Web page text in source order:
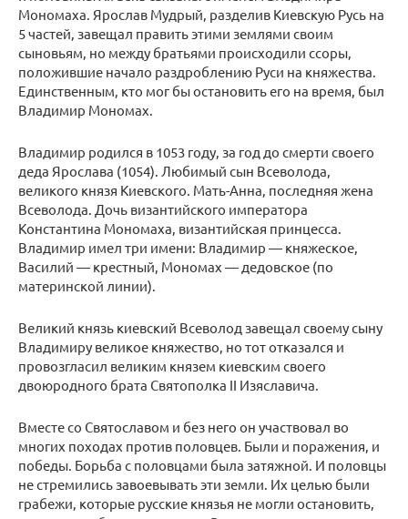
Мономаха. Ярослав Мудрый, разделив Киевскую Русь на
5 частей, завещал править этими землями своим
сыновьям, но между братьями происходили ссоры,
положившие начало раздроблению Руси на княжества.
Единственным, кто мог бы остановить его на время, был
Владимир Мономах.
Владимир родился в 1053 году, за год до смерти своего
деда Ярослава (1054). Любимый сын Всеволода,
великого князя Киевского. Мать-Анна, последняя жена
Всеволода. Дочь византийского императора
Константина Мономаха, византийская принцесса.
Владимир имел три имени: Владимир — княжеское,
Василий — крестный, Мономах — дедовское (по
материнской линии).
Великий князь киевский Всеволод завещал своему сыну
Владимиру великое княжество, но тот отказался и
провозгласил великим князем киевским своего
двоюродного брата Святополка II Изяславича.
Вместе со Святославом и без него он участвовал во
многих походах против половцев. Были и поражения, и
победы. Борьба с половцами была затяжной. И половцы
не стремились завоевывать эти земли. Их целью были
грабежи, которые русские князья не могли остановить,